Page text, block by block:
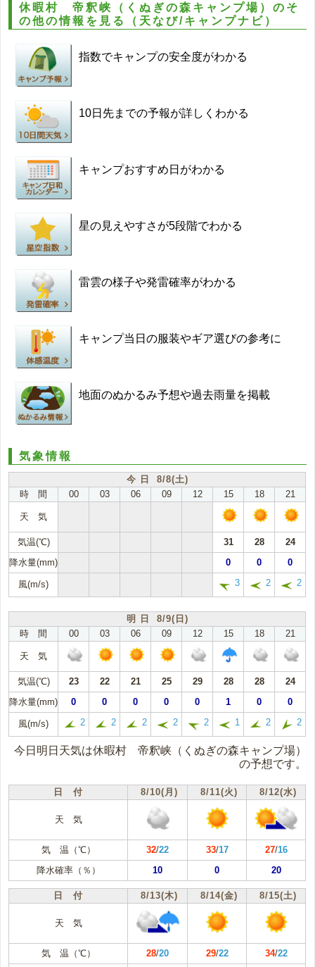
休暇村 帝釈峡（くぬぎの森キャンプ場）のそ
の他の情報を見る（天なび/キャンプナビ）
指数でキャンプの安全度がわかる
10日先までの予報が詳しくわかる
キャンプおすすめ日がわかる
星の見えやすさが5段階でわかる
雷雲の様子や発雷確率がわかる
キャンプ当日の服装やギア選びの参考に
地面のぬかるみ予想や過去雨量を掲載
気象情報
今 日 8/8(土)
時 間
00 03 06 09 12 15 18 21
天 気
気温(℃) 31 28
24
降水量(mm)
0 0 0
風(m/s) 3 2 2
明 日 8/9(日)
時 間
00 03 06 09 12 15 18 21
天 気
気温(℃) 23 22 21 25 29 28 28
24
降水量(mm)
0 0 0 0 0 1 0 0
風(m/s) 2 2 2 2 2 1 2 2
今日明日天気は休暇村 帝釈峡（くぬぎの森キャンプ場）
の予想です。
日 付 8/10(月) 8/11(火) 8/12(水)
天 気
気 温（℃） 32/22 33/17 27/16
降水確率（％）
10 0 20
日 付 8/13(木) 8/14(金) 8/15(土)
天 気
気 温（℃） 28/20 29/22 34/22